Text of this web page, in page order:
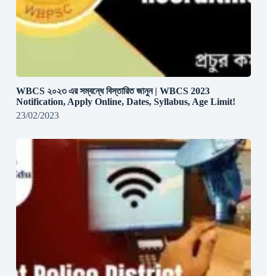
WBCS ২০২৩ এর সম্বন্ধে বিস্তারিত জানুন | WBCS 2023
Notification, Apply Online, Dates, Syllabus, Age Limit!
23/02/2023